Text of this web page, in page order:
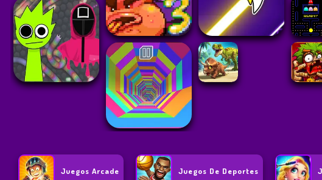
Juegos Arcade Juegos De Deportes